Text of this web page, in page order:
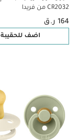
CR2032 من فريدا
164 ر.ق
اضف للحقيبة